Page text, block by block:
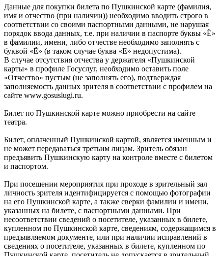
Данные для покупки билета по Пушкинской карте (фамилия,
имя и отчество (при наличии)) необходимо вводить строго в
соответствии со своими паспортными данными, не нарушая
порядок ввода данных, т.е. при наличии в паспорте буквы «Ё»
в фамилии, имени, либо отчестве необходимо заполнять с
буквой «Ё» (в таком случае буква «Е» недопустима).
В случае отсутствия отчества у держателя «Пушкинской
карты» в профиле Госуслуг, необходимо оставить поле
«Отчество» пустым (не заполнять его), подтверждая
заполняемость данных зрителя в соответствии с профилем на
сайте www.gosuslugi.ru.
Билет по Пушкинской карте можно приобрести на сайте
театра.
Билет, оплаченный Пушкинской картой, является именным и
не может передаваться третьим лицам. Зритель обязан
предъявить Пушкинскую карту на контроле вместе с билетом
и паспортом.
При посещении мероприятия при проходе в зрительный зал
личность зрителя идентифицируется с помощью фотографии
на его Пушкинской карте, а также сверки фамилии и имени,
указанных на билете, с паспортными данными. При
несоответствии сведений о посетителе, указанных в билете,
купленном по Пушкинской карте, сведениям, содержащимся в
предъявляемом документе, или при наличии исправлений в
сведениях о посетителе, указанных в билете, купленном по